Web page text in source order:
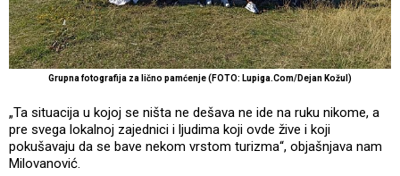
Grupna fotografija za lično pamćenje (FOTO: Lupiga.Com/Dejan Kožul)
„Ta situacija u kojoj se ništa ne dešava ne ide na ruku nikome, a
pre svega lokalnoj zajednici i ljudima koji ovde žive i koji
pokušavaju da se bave nekom vrstom turizma“, objašnjava nam
Milovanović.